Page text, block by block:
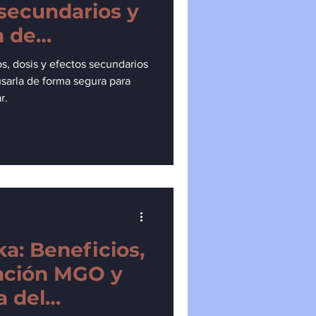
y
de
dosis y efectos secundarios
de forma segura para
Beneficios,
MGO y
del